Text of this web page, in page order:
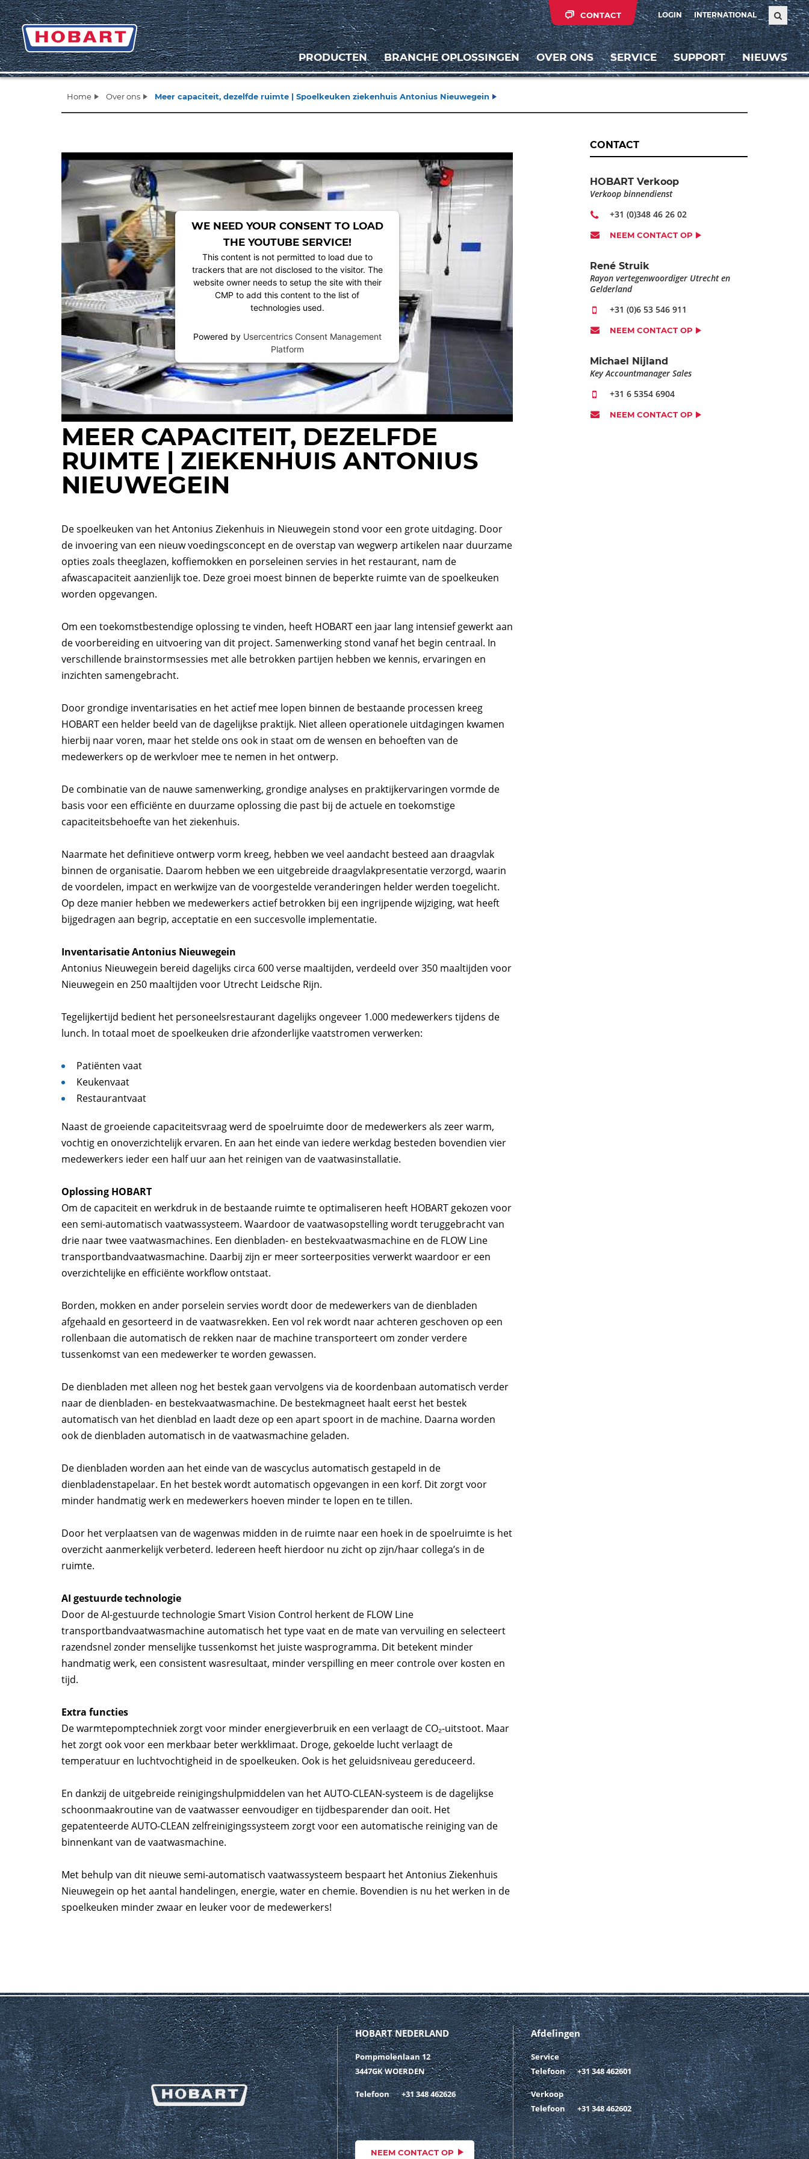
LOGIN INTERNATIONAL
CONTACT
PRODUCTEN BRANCHE OPLOSSINGEN OVER ONS SERVICE SUPPORT NIEUWS
Home Over ons Meer capaciteit, dezelfde ruimte | Spoelkeuken ziekenhuis Antonius Nieuwegein
WE NEED YOUR CONSENT TO LOAD
THE YOUTUBE SERVICE!
This content is not permitted to load due to
trackers that are not disclosed to the visitor. The
website owner needs to setup the site with their
CMP to add this content to the list of
technologies used.
Powered by Usercentrics Consent Management
Platform
MEER CAPACITEIT, DEZELFDE
RUIMTE | ZIEKENHUIS ANTONIUS
NIEUWEGEIN
De spoelkeuken van het Antonius Ziekenhuis in Nieuwegein stond voor een grote uitdaging. Door
de invoering van een nieuw voedingsconcept en de overstap van wegwerp artikelen naar duurzame
opties zoals theeglazen, koffiemokken en porseleinen servies in het restaurant, nam de
afwascapaciteit aanzienlijk toe. Deze groei moest binnen de beperkte ruimte van de spoelkeuken
worden opgevangen.
Om een toekomstbestendige oplossing te vinden, heeft HOBART een jaar lang intensief gewerkt aan
de voorbereiding en uitvoering van dit project. Samenwerking stond vanaf het begin centraal. In
verschillende brainstormsessies met alle betrokken partijen hebben we kennis, ervaringen en
inzichten samengebracht.
Door grondige inventarisaties en het actief mee lopen binnen de bestaande processen kreeg
HOBART een helder beeld van de dagelijkse praktijk. Niet alleen operationele uitdagingen kwamen
hierbij naar voren, maar het stelde ons ook in staat om de wensen en behoeften van de
medewerkers op de werkvloer mee te nemen in het ontwerp.
De combinatie van de nauwe samenwerking, grondige analyses en praktijkervaringen vormde de
basis voor een efficiënte en duurzame oplossing die past bij de actuele en toekomstige
capaciteitsbehoefte van het ziekenhuis.
Naarmate het definitieve ontwerp vorm kreeg, hebben we veel aandacht besteed aan draagvlak
binnen de organisatie. Daarom hebben we een uitgebreide draagvlakpresentatie verzorgd, waarin
de voordelen, impact en werkwijze van de voorgestelde veranderingen helder werden toegelicht.
Op deze manier hebben we medewerkers actief betrokken bij een ingrijpende wijziging, wat heeft
bijgedragen aan begrip, acceptatie en een succesvolle implementatie.
Inventarisatie Antonius Nieuwegein
Antonius Nieuwegein bereid dagelijks circa 600 verse maaltijden, verdeeld over 350 maaltijden voor
Nieuwegein en 250 maaltijden voor Utrecht Leidsche Rijn.
Tegelijkertijd bedient het personeelsrestaurant dagelijks ongeveer 1.000 medewerkers tijdens de
lunch. In totaal moet de spoelkeuken drie afzonderlijke vaatstromen verwerken:
Patiënten vaat
Keukenvaat
Restaurantvaat
Naast de groeiende capaciteitsvraag werd de spoelruimte door de medewerkers als zeer warm,
vochtig en onoverzichtelijk ervaren. En aan het einde van iedere werkdag besteden bovendien vier
medewerkers ieder een half uur aan het reinigen van de vaatwasinstallatie.
Oplossing HOBART
Om de capaciteit en werkdruk in de bestaande ruimte te optimaliseren heeft HOBART gekozen voor
een semi-automatisch vaatwassysteem. Waardoor de vaatwasopstelling wordt teruggebracht van
drie naar twee vaatwasmachines. Een dienbladen- en bestekvaatwasmachine en de FLOW Line
transportbandvaatwasmachine. Daarbij zijn er meer sorteerposities verwerkt waardoor er een
overzichtelijke en efficiënte workflow ontstaat.
Borden, mokken en ander porselein servies wordt door de medewerkers van de dienbladen
afgehaald en gesorteerd in de vaatwasrekken. Een vol rek wordt naar achteren geschoven op een
rollenbaan die automatisch de rekken naar de machine transporteert om zonder verdere
tussenkomst van een medewerker te worden gewassen.
De dienbladen met alleen nog het bestek gaan vervolgens via de koordenbaan automatisch verder
naar de dienbladen- en bestekvaatwasmachine. De bestekmagneet haalt eerst het bestek
automatisch van het dienblad en laadt deze op een apart spoort in de machine. Daarna worden
ook de dienbladen automatisch in de vaatwasmachine geladen.
De dienbladen worden aan het einde van de wascyclus automatisch gestapeld in de
dienbladenstapelaar. En het bestek wordt automatisch opgevangen in een korf. Dit zorgt voor
minder handmatig werk en medewerkers hoeven minder te lopen en te tillen.
Door het verplaatsen van de wagenwas midden in de ruimte naar een hoek in de spoelruimte is het
overzicht aanmerkelijk verbeterd. Iedereen heeft hierdoor nu zicht op zijn/haar collega’s in de
ruimte.
AI gestuurde technologie
Door de AI-gestuurde technologie Smart Vision Control herkent de FLOW Line
transportbandvaatwasmachine automatisch het type vaat en de mate van vervuiling en selecteert
razendsnel zonder menselijke tussenkomst het juiste wasprogramma. Dit betekent minder
handmatig werk, een consistent wasresultaat, minder verspilling en meer controle over kosten en
tijd.
Extra functies
De warmtepomptechniek zorgt voor minder energieverbruik en een verlaagt de CO₂-uitstoot. Maar
het zorgt ook voor een merkbaar beter werkklimaat. Droge, gekoelde lucht verlaagt de
temperatuur en luchtvochtigheid in de spoelkeuken. Ook is het geluidsniveau gereduceerd.
En dankzij de uitgebreide reinigingshulpmiddelen van het AUTO-CLEAN-systeem is de dagelijkse
schoonmaakroutine van de vaatwasser eenvoudiger en tijdbesparender dan ooit. Het
gepatenteerde AUTO-CLEAN zelfreinigingssysteem zorgt voor een automatische reiniging van de
binnenkant van de vaatwasmachine.
Met behulp van dit nieuwe semi-automatisch vaatwassysteem bespaart het Antonius Ziekenhuis
Nieuwegein op het aantal handelingen, energie, water en chemie. Bovendien is nu het werken in de
spoelkeuken minder zwaar en leuker voor de medewerkers!
CONTACT
HOBART Verkoop
Verkoop binnendienst
+31 (0)348 46 26 02
NEEM CONTACT OP
René Struik
Rayon vertegenwoordiger Utrecht en
Gelderland
+31 (0)6 53 546 911
NEEM CONTACT OP
Michael Nijland
Key Accountmanager Sales
+31 6 5354 6904
NEEM CONTACT OP
HOBART NEDERLAND
Pompmolenlaan 12
3447GK WOERDEN
Telefoon +31 348 462626
NEEM CONTACT OP
Afdelingen
Service
Telefoon
+31 348 462601
Verkoop
Telefoon
+31 348 462602